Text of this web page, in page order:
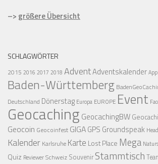
–> größere Übersicht
SCHLAGWÖRTER
2015 2016 2017 2018 AdventAdventskalenderApp
Baden-Württemberg
Deutschland Dönerstag Europa EUROPE Event
Geocaching GeocachingBW
Geocoin Geocoinfest GIGAGPS Groundspeak
Kalender Karlsruhe Karte Lost Place Mega
Quiz ReviewerSchweiz Souvenir Stammtisch